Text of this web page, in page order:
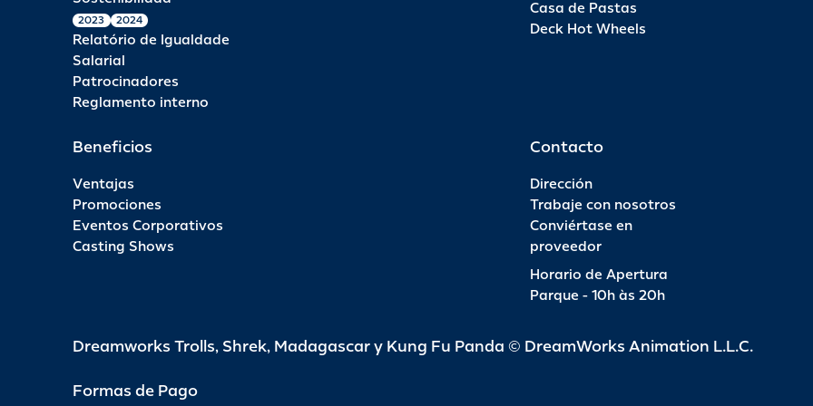
2023 2024
Relatório de Igualdade
Salarial
Patrocinadores
Reglamento interno
Casa de Pastas
Deck Hot Wheels
Beneficios
Ventajas
Promociones
Eventos Corporativos
Casting Shows
Contacto
Dirección
Trabaje con nosotros
Conviértase en
proveedor
Horario de Apertura
Parque - 10h às 20h
Dreamworks Trolls, Shrek, Madagascar y Kung Fu Panda © DreamWorks Animation L.L.C.
Formas de Pago